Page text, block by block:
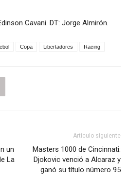
Cavani. DT: Jorge Almirón.
Copa Libertadores Racing
un
La
Artículo siguiente
Masters 1000 de Cincinnati:
Djokovic venció a Alcaraz y
ganó su título número 95